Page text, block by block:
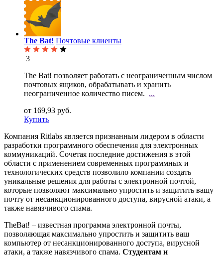
The Bat! Почтовые клиенты
3
The Bat! позволяет работать с неограниченным числом
почтовых ящиков, обрабатывать и хранить
неограниченное количество писем. ...
от 169,93 руб.
Купить
Компания Ritlabs является признанным лидером в области
разработки программного обеспечения для электронных
коммуникаций. Сочетая последние достижения в этой
области с применением современных программных и
технологических средств позволило компании создать
уникальные решения для работы с электронной почтой,
которые позволяют максимально упростить и защитить вашу
почту от несанкционированного доступа, вирусной атаки, а
также навязчивого спама.
TheBat! – известная программа электронной почты,
позволяющая максимально упростить и защитить ваш
компьютер от несанкционированного доступа, вирусной
атаки, а также навязчивого спама. Студентам и